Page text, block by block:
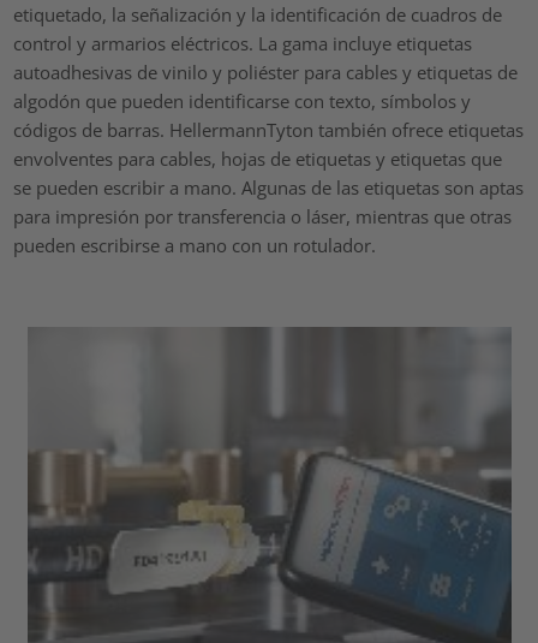
etiquetado, la señalización y la identificación de cuadros de
control y armarios eléctricos. La gama incluye etiquetas
autoadhesivas de vinilo y poliéster para cables y etiquetas de
algodón que pueden identificarse con texto, símbolos y
códigos de barras. HellermannTyton también ofrece etiquetas
envolventes para cables, hojas de etiquetas y etiquetas que
se pueden escribir a mano. Algunas de las etiquetas son aptas
para impresión por transferencia o láser, mientras que otras
pueden escribirse a mano con un rotulador.